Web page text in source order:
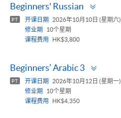
Beginners' Russian
PT 开课日期
2026年10月10日 (星期六)
修业期
10个星期
课程费用
HK$3,800
Beginners’ Arabic 3
PT 开课日期
2026年10月12日 (星期一)
修业期
10个星期
课程费用
HK$4,350